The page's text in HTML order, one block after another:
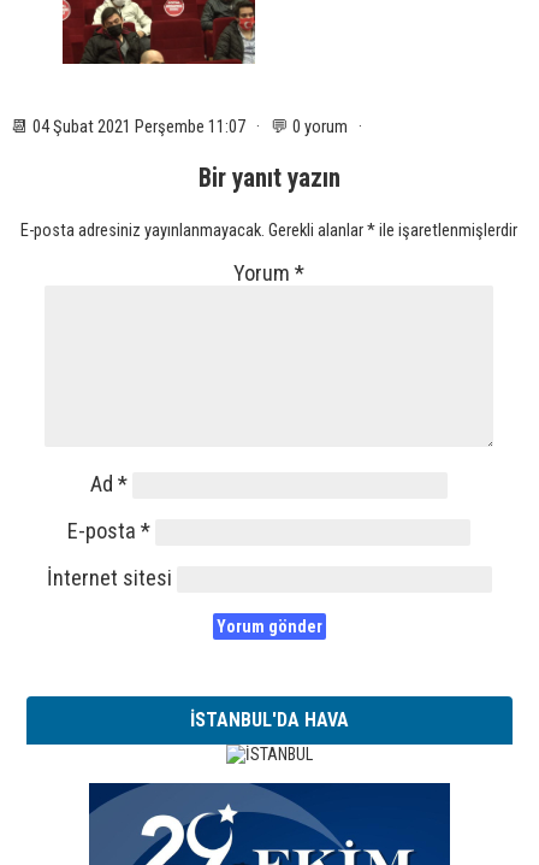
📆 04 Şubat 2021 Perşembe 11:07 · 💬 0 yorum ·
Bir yanıt yazın
E-posta adresiniz yayınlanmayacak. Gerekli alanlar*ile işaretlenmişlerdir
Yorum*
Ad*
E-posta*
İnternet sitesi
İSTANBUL'DA HAVA